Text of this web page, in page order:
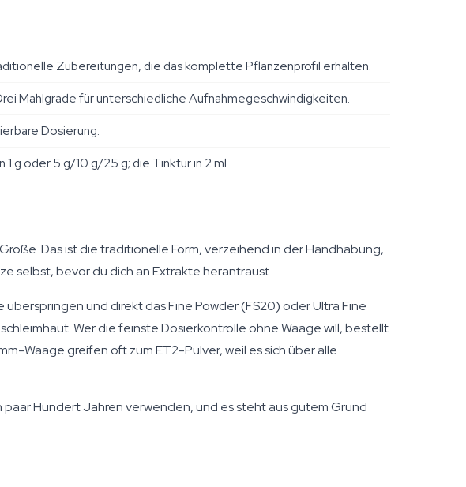
Zubereitungen, die das komplette Pflanzenprofil erhalten.
Mahlgrade für unterschiedliche Aufnahmegeschwindigkeiten.
Dosierung.
1 g oder 5 g/10 g/25 g; die Tinktur in 2 ml.
Das ist die traditionelle Form, verzeihend in der Handhabung,
selbst, bevor du dich an Extrakte herantraust.
und direkt das Fine Powder (FS20) oder Ultra Fine
Wer die feinste Dosierkontrolle ohne Waage will, bestellt
Waage greifen oft zum ET2-Pulver, weil es sich über alle
Hundert Jahren verwenden, und es steht aus gutem Grund